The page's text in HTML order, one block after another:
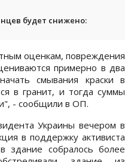
будет снижено:
оценкам, повреждения
примерно в два
смывания краски в
в гранит, и тогда суммы
- сообщили в ОП.
Украины вечером в
в поддержку активиста
здание собралось более